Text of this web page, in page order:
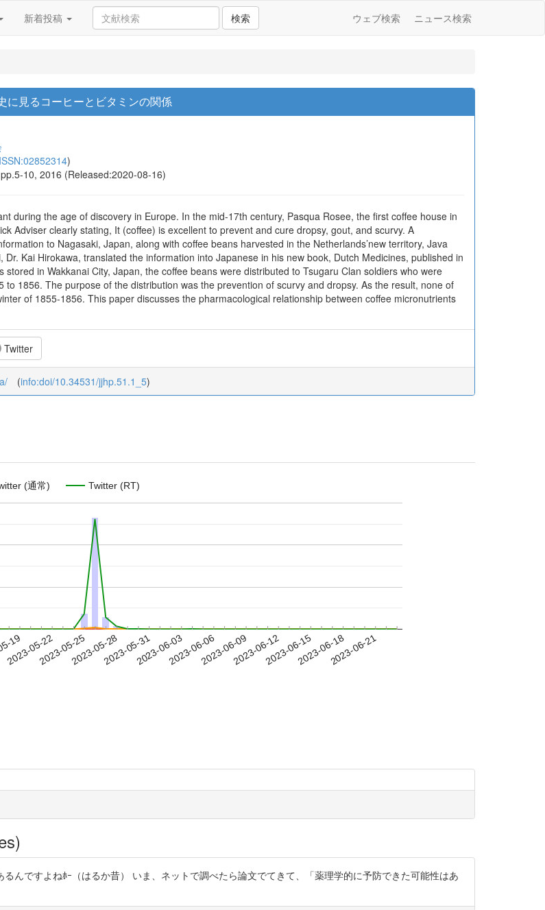
新着投稿 検索 ウェブ検索 ニュース検索
に見るコーヒーとビタミンの関係
ISSN:02852314)
10, 2016 (Released:2020-08-16)
during the age of discovery in Europe. In the mid-17th century, Pasqua Rosee, the first coffee house in
Adviser clearly stating, It (coffee) is excellent to prevent and cure dropsy, gout, and scurvy. A
to Nagasaki, Japan, along with coffee beans harvested in the Netherlands’new territory, Java
Dr. Kai Hirokawa, translated the information into Japanese in his new book, Dutch Medicines, published in
in Wakkanai City, Japan, the coffee beans were distributed to Tsugaru Clan soldiers who were
1856. The purpose of the distribution was the prevention of scurvy and dropsy. As the result, none of
of 1855-1856. This paper discusses the pharmacological relationship between coffee micronutrients
Twitter
(info:doi/10.34531/jjhp.51.1_5)
(通常) Twitter (RT)
19
2023-05-222023-05-252023-05-282023-05-312023-06-032023-06-062023-06-092023-06-122023-06-152023-06-182023-06-21
んですよねﾎｰ（はるか昔） いま、ネットで調べたら論文でてきて、「薬理学的に予防できた可能性はあ